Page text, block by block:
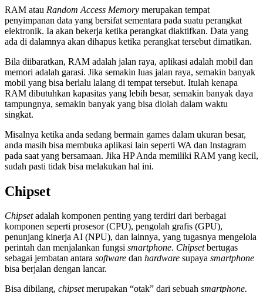
RAM atau Random Access Memory merupakan tempat
penyimpanan data yang bersifat sementara pada suatu perangkat
elektronik. Ia akan bekerja ketika perangkat diaktifkan. Data yang
ada di dalamnya akan dihapus ketika perangkat tersebut dimatikan.
Bila diibaratkan, RAM adalah jalan raya, aplikasi adalah mobil dan
memori adalah garasi. Jika semakin luas jalan raya, semakin banyak
mobil yang bisa berlalu lalang di tempat tersebut. Itulah kenapa
RAM dibutuhkan kapasitas yang lebih besar, semakin banyak daya
tampungnya, semakin banyak yang bisa diolah dalam waktu
singkat.
Misalnya ketika anda sedang bermain games dalam ukuran besar,
anda masih bisa membuka aplikasi lain seperti WA dan Instagram
pada saat yang bersamaan. Jika HP Anda memiliki RAM yang kecil,
sudah pasti tidak bisa melakukan hal ini.
Chipset
Chipsetadalah komponen penting yang terdiri dari berbagai
komponen seperti prosesor (CPU), pengolah grafis (GPU),
penunjang kinerja AI (NPU), dan lainnya, yang tugasnya mengelola
perintah dan menjalankan fungsi smartphone. Chipsetbertugas
sebagai jembatan antara software dan hardware supaya smartphone
bisa berjalan dengan lancar.
Bisa dibilang, chipsetmerupakan “otak” dari sebuah smartphone.